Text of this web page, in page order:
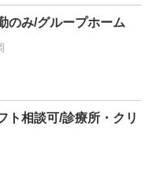
のみ/グループホーム
ト相談可/診療所・クリ